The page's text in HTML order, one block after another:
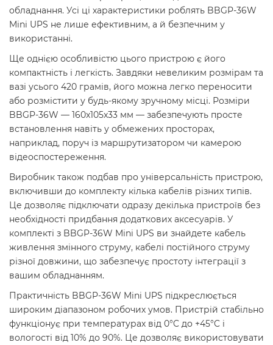
обладнання. Усі ці характеристики роблять BBGP-36W
Mini UPS не лише ефективним, а й безпечним у
використанні.
Ще однією особливістю цього пристрою є його
компактність і легкість. Завдяки невеликим розмірам та
вазі усього 420 грамів, його можна легко переносити
або розмістити у будь-якому зручному місці. Розміри
BBGP-36W — 160x105x33 мм — забезпечують просте
встановлення навіть у обмежених просторах,
наприклад, поруч із маршрутизатором чи камерою
відеоспостереження.
Виробник також подбав про універсальність пристрою,
включивши до комплекту кілька кабелів різних типів.
Це дозволяє підключати одразу декілька пристроїв без
необхідності придбання додаткових аксесуарів. У
комплекті з BBGP-36W Mini UPS ви знайдете кабель
живлення змінного струму, кабелі постійного струму
різної довжини, що забезпечує простоту інтеграції з
вашим обладнанням.
Практичність BBGP-36W Mini UPS підкреслюється
широким діапазоном робочих умов. Пристрій стабільно
функціонує при температурах від 0°C до +45°C і
вологості від 10% до 90%. Це дозволяє використовувати